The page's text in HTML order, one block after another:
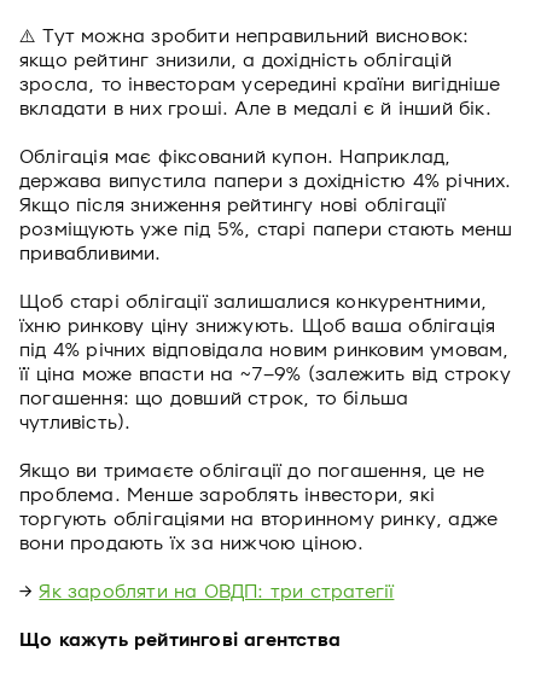
⚠️ Тут можна зробити неправильний висновок:
якщо рейтинг знизили, а дохідність облігацій
зросла, то інвесторам усередині країни вигідніше
вкладати в них гроші. Але в медалі є й інший бік.
Облігація має фіксований купон. Наприклад,
держава випустила папери з дохідністю 4% річних.
Якщо після зниження рейтингу нові облігації
розміщують уже під 5%, старі папери стають менш
привабливими.
Щоб старі облігації залишалися конкурентними,
їхню ринкову ціну знижують. Щоб ваша облігація
під 4% річних відповідала новим ринковим умовам,
її ціна може впасти на ~7–9% (залежить від строку
погашення: що довший строк, то більша
чутливість).
Якщо ви тримаєте облігації до погашення, це не
проблема. Менше зароблять інвестори, які
торгують облігаціями на вторинному ринку, адже
вони продають їх за нижчою ціною.
→Як заробляти на ОВДП: три стратегії
Що кажуть рейтингові агентства